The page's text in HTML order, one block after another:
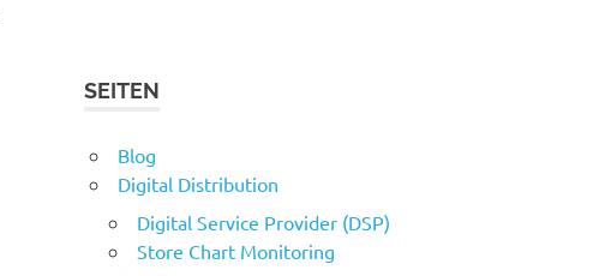
SEITEN
Blog
Digital Distribution
Digital Service Provider (DSP)
Store Chart Monitoring